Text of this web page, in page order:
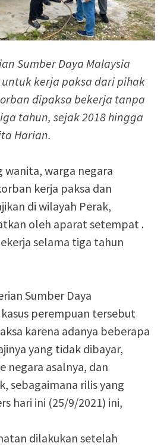
Sumber Daya Malaysia
kerja paksa dari pihak
dipaksa bekerja tanpa
tahun, sejak 2018 hingga
Harian.
wanita, warga negara
kerja paksa dan
di wilayah Perak,
oleh aparat setempat .
selama tiga tahun
Sumber Daya
kasus perempuan tersebut
karena adanya beberapa
yang tidak dibayar,
negara asalnya, dan
sebagaimana rilis yang
hari ini (25/9/2021) ini,
dilakukan setelah